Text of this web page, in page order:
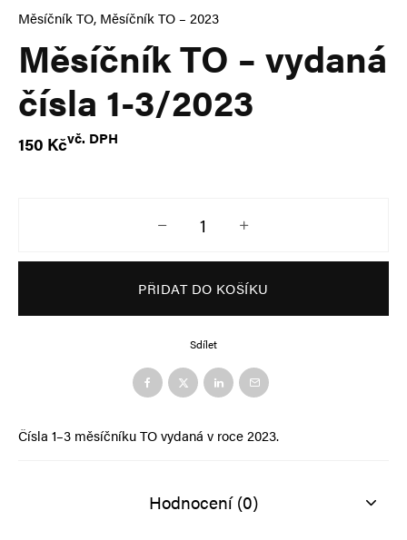
Měsíčník TO, Měsíčník TO – 2023
Měsíčník TO – vydaná
čísla 1-3/2023
150 Kčvč. DPH
Čísla 1–3 měsíčníku TO vydaná v roce 2023.
Měsíčník TO – vydaná čísla 1-3/
PŘIDAT DO KOŠÍKU
Sdílet
Hodnocení (0)